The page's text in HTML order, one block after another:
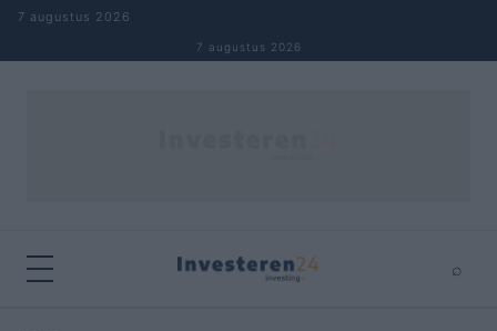
Naar inhoud springen
7 augustus 2026
7 augustus 2026
⌕